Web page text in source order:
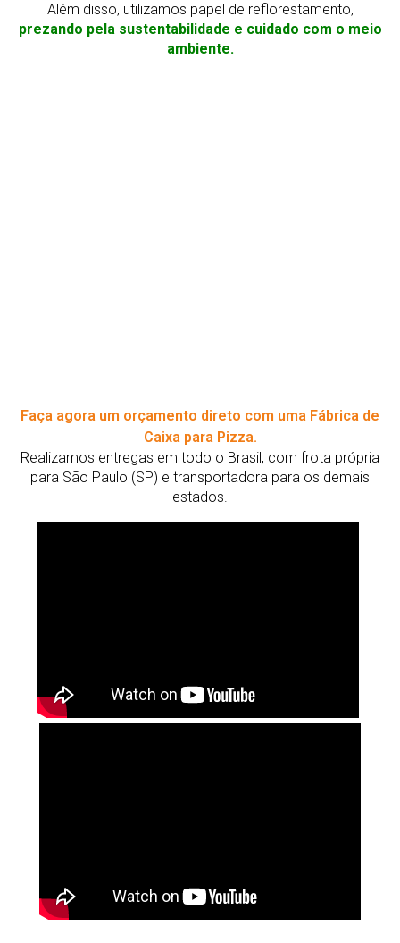
Além disso, utilizamos papel de reflorestamento,
prezando pela sustentabilidade e cuidado com o meio
ambiente.
Faça agora um orçamento direto com uma Fábrica de
Caixa para Pizza.
Realizamos entregas em todo o Brasil, com frota própria
para São Paulo (SP) e transportadora para os demais
estados.